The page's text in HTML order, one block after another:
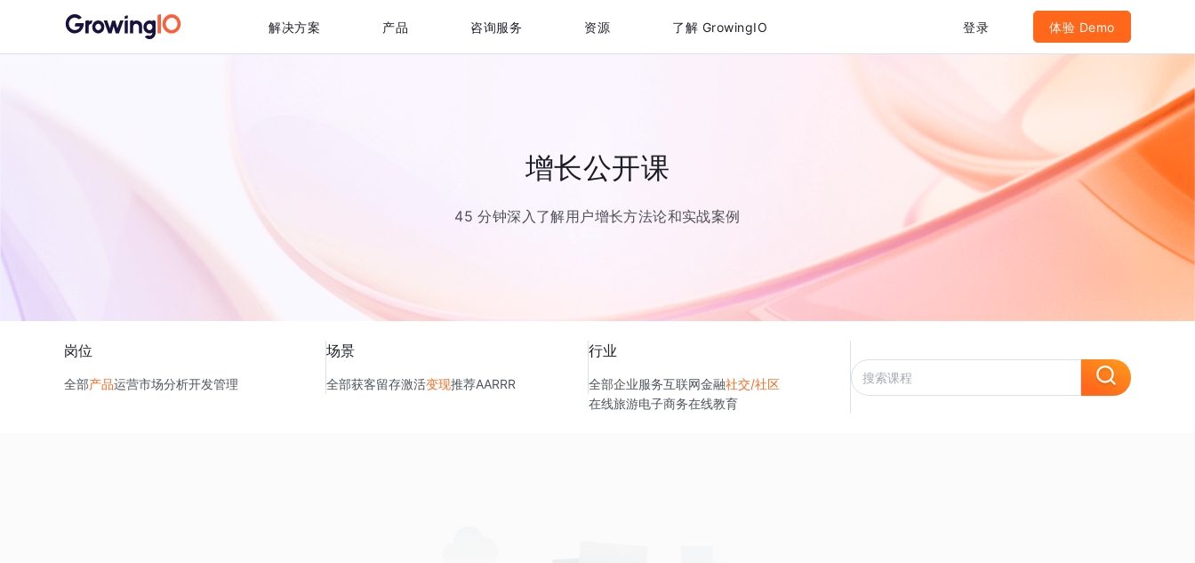
解决方案 产品 咨询服务 资源 了解 GrowingIO 登录 体验 Demo
增长公开课
45 分钟深入了解用户增长方法论和实战案例
岗位
全部产品运营市场分析开发管理
场景
全部获客留存激活变现推荐AARRR
行业
全部企业服务互联网金融社交/社区
在线旅游电子商务在线教育